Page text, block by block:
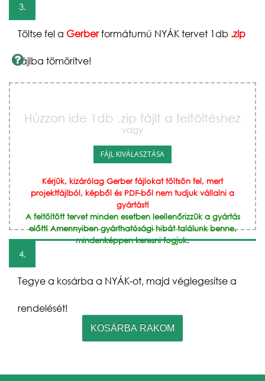
3.
Töltse fel a Gerberformátumú NYÁK tervet 1db .zip
fájlba tömörítve!
Húzzon ide 1db .zip fájlt a feltöltéshez
vagy
FÁJL KIVÁLASZTÁSA
Kérjük, kizárólag Gerber fájlokat töltsön fel, mert
projektfájlból, képből és PDF-ből nem tudjuk vállalni a
gyártást!
A feltöltött tervet minden esetben leellenőrizzük a gyártás
előtt! Amennyiben gyárthatósági hibát találunk benne,
mindenképpen keresni fogjuk.
4.
Tegye a kosárba a NYÁK-ot, majd véglegesítse a
rendelését!
KOSÁRBA RAKOM